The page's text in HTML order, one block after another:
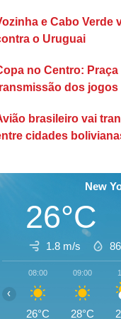
e Cabo Verde
o Uruguai
no Centro: Praça
dos
brasileiro vai
cidades
New
26°C
1.8 m/s
08:00
26°C
09:00
28°C
‹